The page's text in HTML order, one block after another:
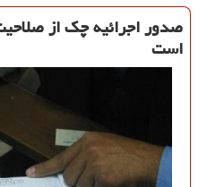
صدور اجرائیه چك از
است